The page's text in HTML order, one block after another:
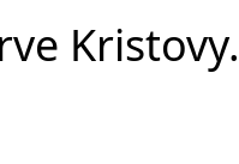
Kristovy.